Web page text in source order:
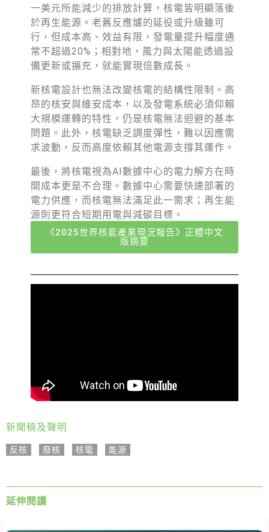
一美元所能減少的排放計算，核電皆明顯落後
於再生能源。老舊反應爐的延役或升級雖可
行，但成本高、效益有限，發電量提升幅度通
常不超過20%；相對地，風力與太陽能透過設
備更新或擴充，就能實現倍數成長。
新核電設計也無法改變核電的結構性限制。高
昂的核安與維安成本，以及發電系統必須仰賴
大規模運轉的特性，仍是核電無法迴避的基本
問題。此外，核電缺乏調度彈性，難以因應需
求波動，反而高度依賴其他電源支撐其運作。
最後，將核電視為AI數據中心的電力解方在時
間成本更是不合理。數據中心需要快速部署的
電力供應，而核電無法滿足此一需求；再生能
源則更符合短期用電與減碳目標。
《2025世界核能產業現況報告》正體中文
版摘要
新聞稿及聲明
反核 廢核 核電 能源
延伸閱讀